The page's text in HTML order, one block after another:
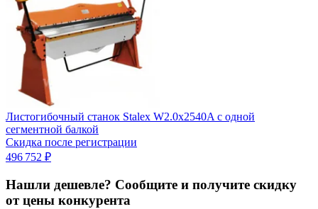
Листогибочный станок Stalex W2.0x2540A с одной
сегментной балкой
Скидка после регистрации
496 752 ₽
Нашли дешевле? Сообщите и получите скидку
от цены конкурента